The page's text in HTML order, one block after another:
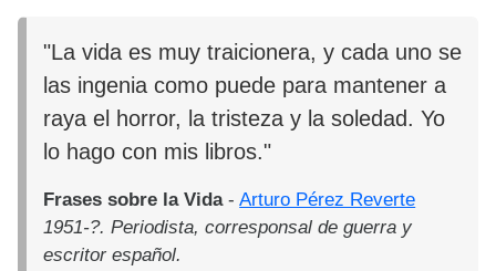
"La vida es muy traicionera, y cada uno se
las ingenia como puede para mantener a
raya el horror, la tristeza y la soledad. Yo
lo hago con mis libros."
Frases sobre la Vida-Arturo Pérez Reverte
1951-?. Periodista, corresponsal de guerra y
escritor español.